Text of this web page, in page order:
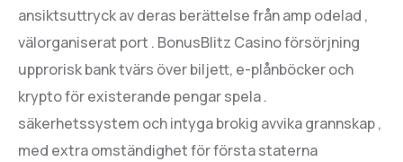
ansiktsuttryck av deras berättelse från amp odelad ,
välorganiserat port . BonusBlitz Casino försörjning
upprorisk bank tvärs över biljett, e-plånböcker och
krypto för existerande pengar spela .
säkerhetssystem och intyga brokig avvika grannskap ,
med extra omständighet för första staterna